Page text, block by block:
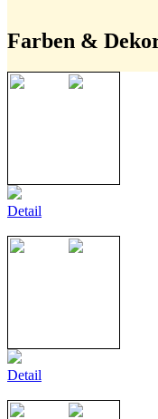
Farben &
Detail
Detail